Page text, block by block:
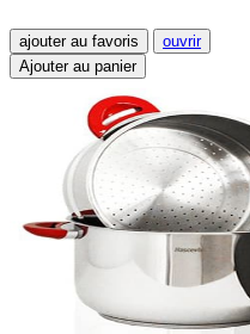
ajouter au favoris
ouvrir
Ajouter au panier